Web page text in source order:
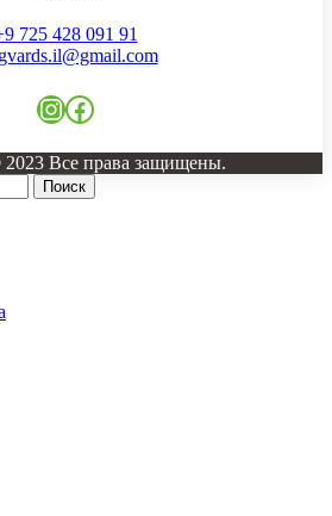
725 428 091 91
Instagram
Facebook
Все права защищены.
Поиск